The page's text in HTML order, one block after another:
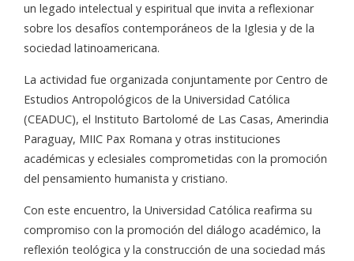
un legado intelectual y espiritual que invita a reflexionar
sobre los desafíos contemporáneos de la Iglesia y de la
sociedad latinoamericana.
La actividad fue organizada conjuntamente por Centro de
Estudios Antropológicos de la Universidad Católica
(CEADUC), el Instituto Bartolomé de Las Casas, Amerindia
Paraguay, MIIC Pax Romana y otras instituciones
académicas y eclesiales comprometidas con la promoción
del pensamiento humanista y cristiano.
Con este encuentro, la Universidad Católica reafirma su
compromiso con la promoción del diálogo académico, la
reflexión teológica y la construcción de una sociedad más